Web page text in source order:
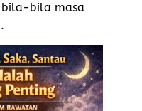
bila-bila masa